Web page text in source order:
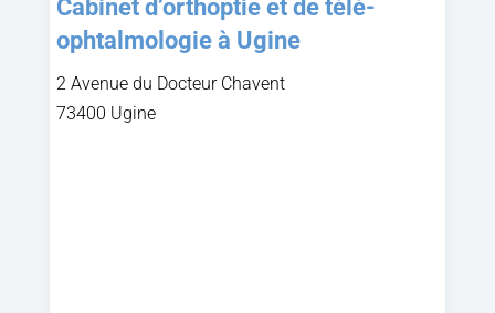
Cabinet d’orthoptie et de télé-
ophtalmologie à Ugine
2 Avenue du Docteur Chavent
73400 Ugine